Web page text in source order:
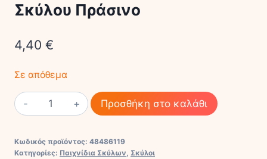
Σκύλου Πράσινο
4,40 €
Σε απόθεμα
Pet
Interest
Παιχνίδι
Προσθήκη στο καλάθι
Κωδικός προϊόντος: 48486119
Κατηγορίες: Παιχνίδια Σκύλων Σκύλοι